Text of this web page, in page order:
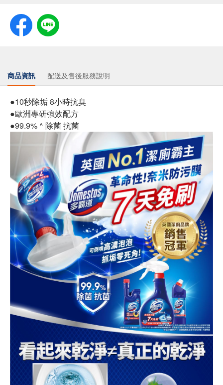
商品資訊 配送及售後服務說明
●10秒除垢 8小時抗臭
●歐洲專研強效配方
●99.9% ^ 除菌 抗菌